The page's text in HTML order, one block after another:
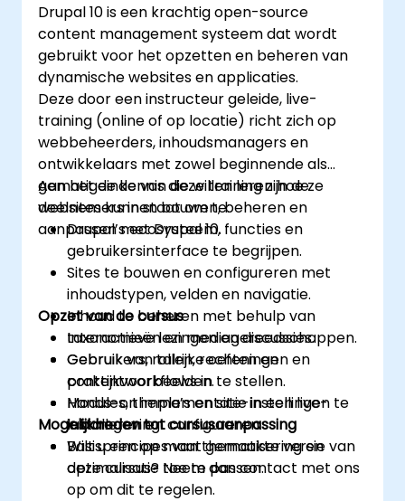
Drupal 10 is een krachtig open-source
content management systeem dat wordt
gebruikt voor het opzetten en beheren van
dynamische websites en applicaties.
Deze door een instructeur geleide, live-
training (online of op locatie) richt zich op
webbeheerders, inhoudsmanagers en
ontwikkelaars met zowel beginnende als
gematigde kennis die willen leren hoe ze
websites kunnen bouwen, beheren en
aanpassen met Drupal 10.
Aan het einde van deze training zijn de
deelnemers in staat om te:
Drupal’s ecosysteem, functies en
gebruikersinterface te begrijpen.
Sites te bouwen en configureren met
inhoudstypen, velden en navigatie.
Inhoud te beheren met behulp van
taxonomieën en mediagereedschappen.
Gebruikers, rollen, rechten en
contentworkflows in te stellen.
Modules, thema’s en site-instellingen te
installeren en configureren.
Basisprincipes van thematisering en
optimalisatie toe te passen.
Opzet van de cursus
Interactieve lezingen en discussies.
Gebruik van talrijke oefeningen en
praktijkvoorbeelden.
Hands-on implementatie in een live-
labomgeving.
Mogelijkheden tot cursusaanpassing
Wilt u een op maat gemaakte versie van
deze cursus? Neem dan contact met ons
op om dit te regelen.